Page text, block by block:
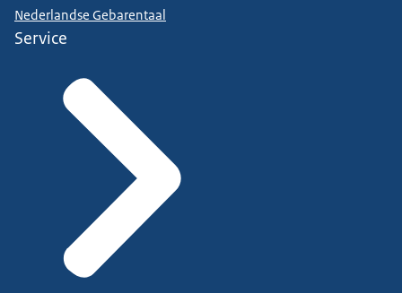
Nederlandse Gebarentaal
Service